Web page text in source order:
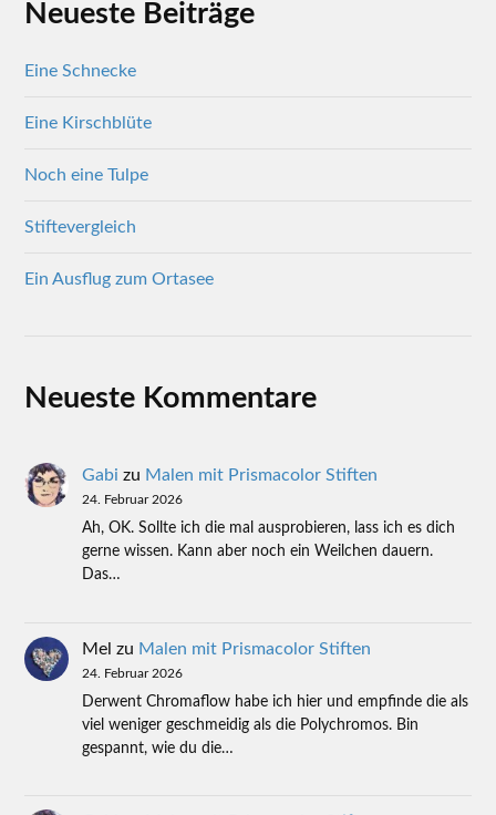
Neueste Beiträge
Eine Schnecke
Eine Kirschblüte
Noch eine Tulpe
Stiftevergleich
Ein Ausflug zum Ortasee
Neueste Kommentare
Gabi zu Malen mit Prismacolor Stiften
24. Februar 2026
Ah, OK. Sollte ich die mal ausprobieren, lass ich es dich
gerne wissen. Kann aber noch ein Weilchen dauern.
Das…
Mel zu Malen mit Prismacolor Stiften
24. Februar 2026
Derwent Chromaflow habe ich hier und empfinde die als
viel weniger geschmeidig als die Polychromos. Bin
gespannt, wie du die…